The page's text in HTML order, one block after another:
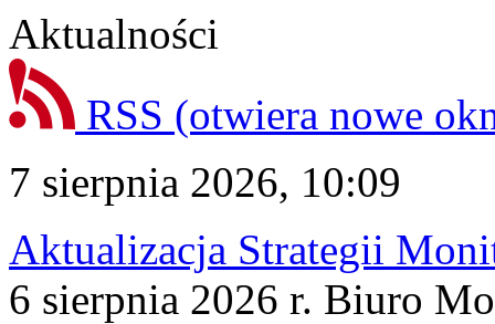
Aktualności
RSS (otwiera nowe
7 sierpnia 2026, 10:09
Aktualizacja Strategii
6 sierpnia 2026 r. Biuro